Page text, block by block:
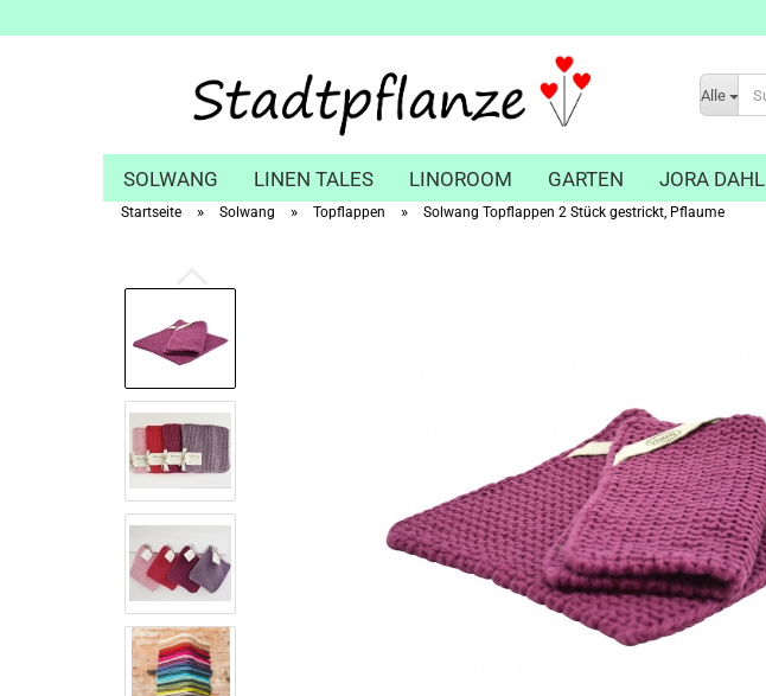
Alle
SOLWANG LINEN TALES LINOROOM GARTEN JORA DAHL
Startseite » Solwang » Topflappen » Solwang Topflappen 2 Stück gestrickt, Pflaume